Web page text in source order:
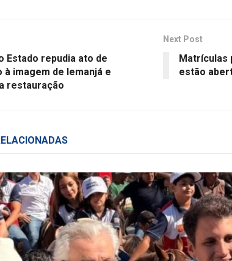
Estado repudia ato de
à imagem de Iemanjá e
restauração
Next Post
Matrículas
estão